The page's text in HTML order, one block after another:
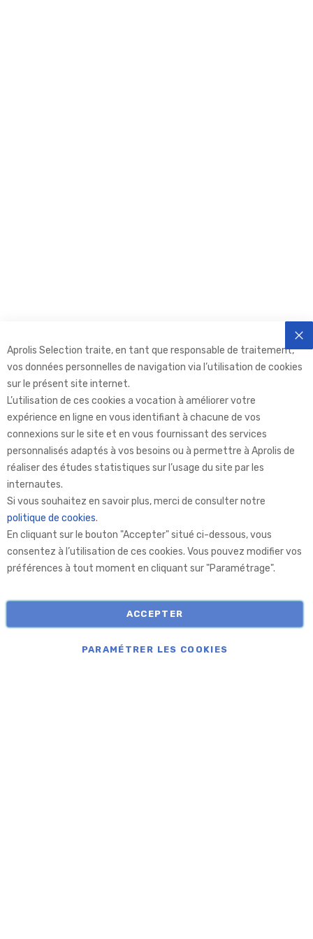
Aprolis Selection
Aprolis
Aprolis Selection traite, en tant que responsable de traitement,
vos données personnelles de navigation via l’utilisation de cookies
sur le présent site internet.
L’utilisation de ces cookies a vocation à améliorer votre
expérience en ligne en vous identifiant à chacune de vos
connexions sur le site et en vous fournissant des services
personnalisés adaptés à vos besoins ou à permettre à Aprolis de
réaliser des études statistiques sur l’usage du site par les
internautes.
Si vous souhaitez en savoir plus, merci de consulter notre
politique de cookies.
En cliquant sur le bouton "Accepter" situé ci-dessous, vous
consentez à l’utilisation de ces cookies. Vous pouvez modifier vos
préférences à tout moment en cliquant sur "Paramétrage".
ACCEPTER
PARAMÉTRER LES COOKIES